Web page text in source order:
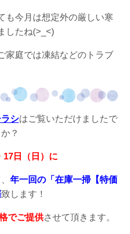
も今月は想定外の厳しい寒
したね(>_<)
家庭では凍結などのトラブ
シはご覧いただけましたで
？
17日（日）に
年一回の「在庫一掃【特価
致します！
でご提供させて頂きます。